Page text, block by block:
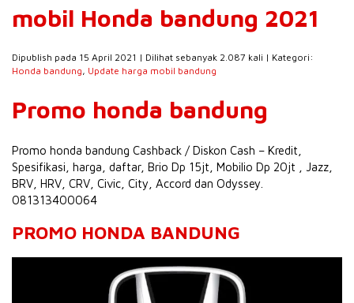
mobil Honda bandung 2021
Dipublish pada 15 April 2021 | Dilihat sebanyak 2.087 kali | Kategori:
Honda bandung, Update harga mobil bandung
Promo honda bandung
Promo honda bandung Cashback / Diskon Cash – Kredit,
Spesifikasi, harga, daftar, Brio Dp 15jt, Mobilio Dp 20jt , Jazz,
BRV, HRV, CRV, Civic, City, Accord dan Odyssey.
081313400064
PROMO HONDA BANDUNG